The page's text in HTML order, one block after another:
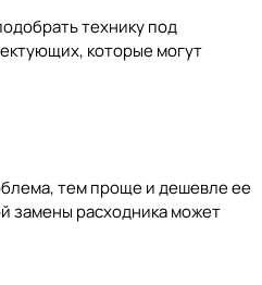
технику под
которые могут
тем проще и дешевле ее
замены расходника может